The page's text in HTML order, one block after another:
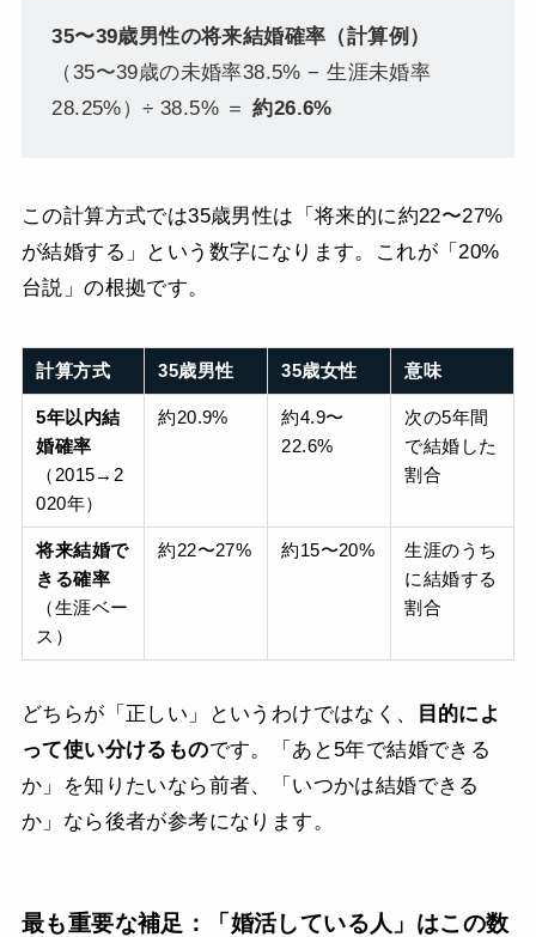
35〜39歳男性の将来結婚確率（計算例）
（35〜39歳の未婚率38.5% − 生涯未婚率
28.25%）÷ 38.5% ＝約26.6%
この計算方式では35歳男性は「将来的に約22〜27%
が結婚する」という数字になります。これが「20%
台説」の根拠です。
計算方式 35歳男性 35歳女性 意味
5年以内結
婚確率
（2015→2
020年）
約20.9%
約4.9〜
22.6%
次の5年間
で結婚した
割合
将来結婚で
きる確率
（生涯ベー
ス）
約22〜27% 約15〜20%
生涯のうち
に結婚する
割合
どちらが「正しい」というわけではなく、
目的によ
って使い分けるものです。「あと5年で結婚できる
か」を知りたいなら前者、「いつかは結婚できる
か」なら後者が参考になります。
最も重要な補足：「婚活している人」はこの数